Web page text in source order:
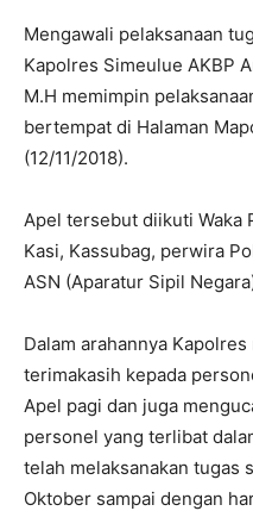
Mengawali pelaksanaan
Kapolres Simeulue AKBP
M.H memimpin
bertempat di Halaman
(12/11/2018).
Apel tersebut diikuti Waka
Kasi, Kassubag, perwira
ASN (Aparatur Sipil
Dalam arahannya
terimakasih kepada
Apel pagi dan juga
personel yang terlibat
telah melaksanakan tugas
Oktober sampai dengan